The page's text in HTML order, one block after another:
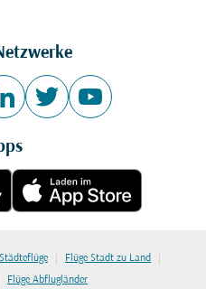
Städteflüge | Flüge Stadt zu Land |
Flüge Abflugländer